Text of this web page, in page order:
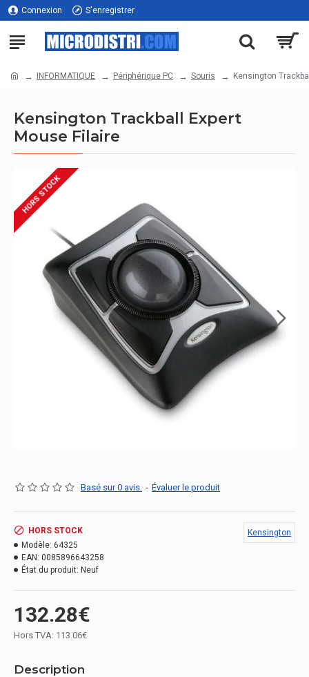
Connexion S'enregistrer
INFORMATIQUE Périphérique PC Souris Kensington
Kensington Trackball Expert
Mouse Filaire
HORS STOCK
Basé sur 0 avis. - Évaluer le produit
132.28€
Hors TVA: 113.06€
HORS STOCK
Modèle: 64325
EAN: 0085896643258
État du produit: Neuf
Kensington
Description